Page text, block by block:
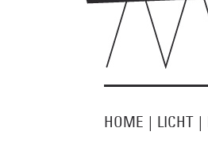
HOME | LICHT |